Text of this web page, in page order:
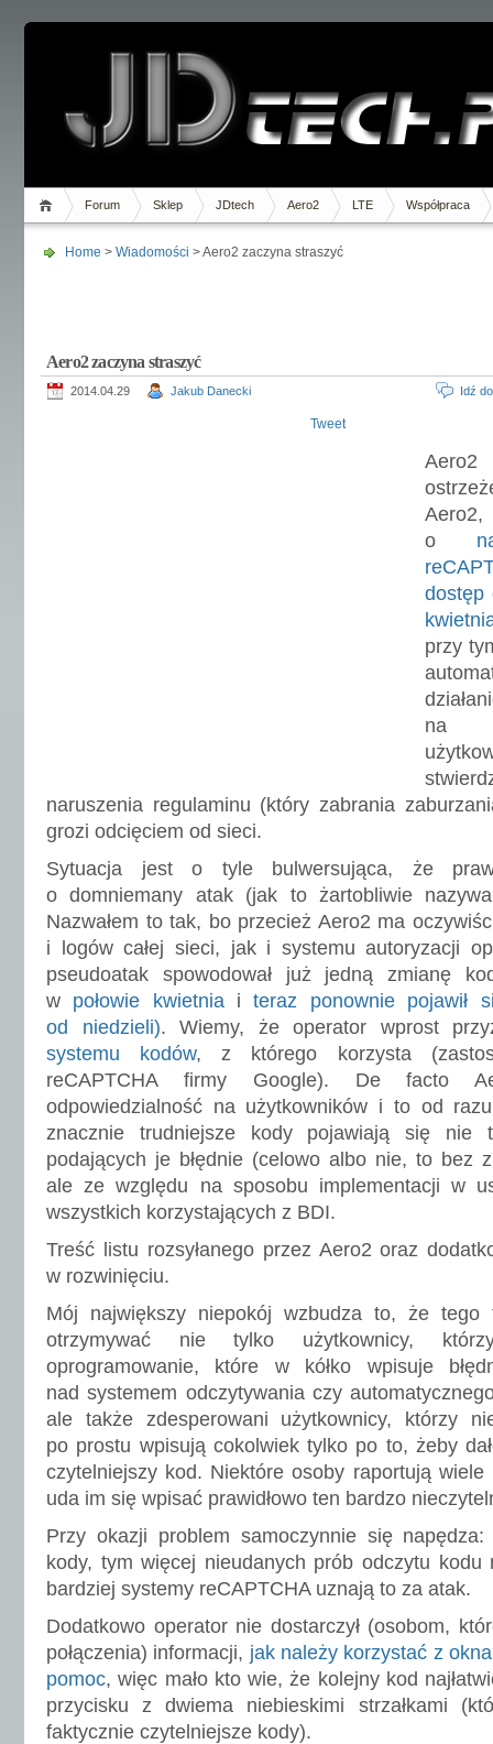
Forum Sklep JDtech Aero2 LTE Współpraca
Home > Wiadomości > Aero2 zaczyna straszyć
Aero2 zaczyna straszyć
2014.04.29 Jakub Danecki Idź
Tweet
o
dostęp
przy
na
naruszenia regulaminu (który zabrania
grozi odcięciem od sieci.
Sytuacja jest o tyle bulwersująca, że
o domniemany atak (jak to żartobliwie
Nazwałem to tak, bo przecież Aero2 ma
i logów całej sieci, jak i systemu autoryzacji
pseudoatak spowodował już jedną zmianę
w połowie kwietnia iteraz ponownie pojawił
od niedzieli). Wiemy, że operator wprost
systemu kodów, z którego korzysta
reCAPTCHA firmy Google). De facto
odpowiedzialność na użytkowników i to od
znacznie trudniejsze kody pojawiają się nie
podających je błędnie (celowo albo nie, to bez
ale ze względu na sposobu implementacji w
wszystkich korzystających z BDI.
Treść listu rozsyłanego przez Aero2 oraz
w rozwinięciu.
Mój największy niepokój wzbudza to, że tego
otrzymywać nie tylko użytkownicy,
oprogramowanie, które w kółko wpisuje
nad systemem odczytywania czy
ale także zdesperowani użytkownicy, którzy
po prostu wpisują cokolwiek tylko po to, żeby
czytelniejszy kod. Niektóre osoby raportują
uda im się wpisać prawidłowo ten bardzo
Przy okazji problem samoczynnie się
kody, tym więcej nieudanych prób odczytu kodu
bardziej systemy reCAPTCHA uznają to za atak.
Dodatkowo operator nie dostarczył (osobom,
połączenia) informacji, jak należy korzystać z
pomoc, więc mało kto wie, że kolejny kod
przycisku z dwiema niebieskimi strzałkami
faktycznie czytelniejsze kody).